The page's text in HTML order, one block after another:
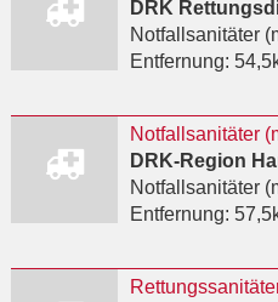
Notfallsanitäter
Entfernung:
Notfallsanitäter
DRK-Region
Notfallsanitäter
Entfernung: